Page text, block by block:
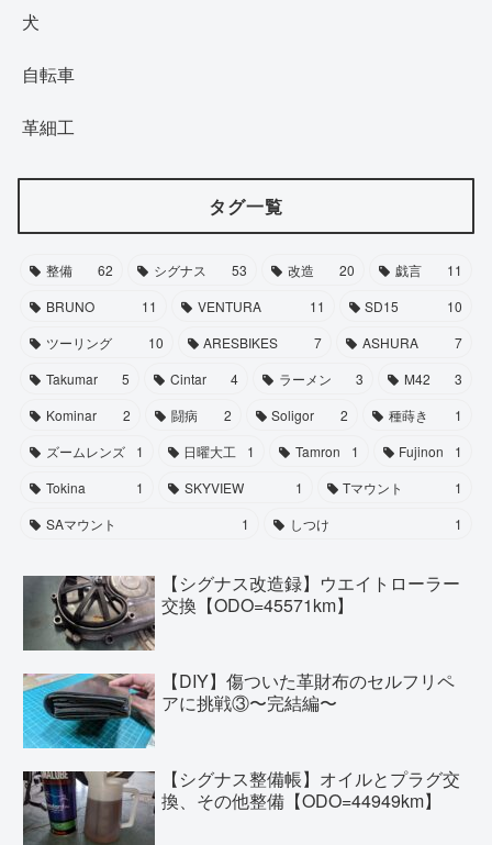
犬
自転車
革細工
タグ一覧
整備 62 シグナス 53 改造 20 戯言
11
BRUNO
11 VENTURA 11 SD15
10
ツーリング
10 ARESBIKES 7 ASHURA
7
Takumar
5 Cintar 4 ラーメン 3 M42
3
Kominar
2 闘病 2 Soligor 2 種蒔き
1
ズームレンズ
1 日曜大工 1 Tamron 1 Fujinon
1
Tokina
1 SKYVIEW 1 Tマウント
1
SAマウント
1 しつけ 1
【シグナス改造録】ウエイトローラー
交換【ODO=45571km】
【DIY】傷ついた革財布のセルフリペ
アに挑戦③〜完結編〜
【シグナス整備帳】オイルとプラグ交
換、その他整備【ODO=44949km】